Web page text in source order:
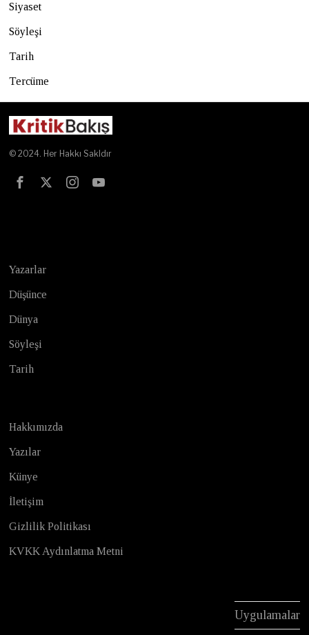
Siyaset
Söyleşi
Tarih
Tercüme
© 2024. Her Hakkı Sakldır
Yazarlar
Düşünce
Dünya
Söyleşi
Tarih
Hakkımızda
Yazılar
Künye
İletişim
Gizlilik Politikası
KVKK Aydınlatma Metni
Uygulamalar